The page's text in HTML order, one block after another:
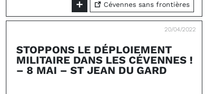
Cévennes sans frontières
20/04/2022
STOPPONS LE DÉPLOIEMENT
MILITAIRE DANS LES CÉVENNES !
– 8 MAI – ST JEAN DU GARD